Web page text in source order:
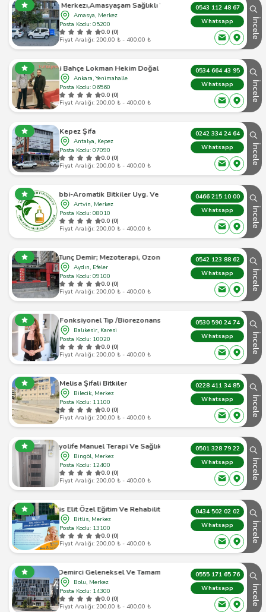
Sağlıklı Yaşam Ve Danışmanlık Merkezi
Amasya, Merkez
Posta Kodu: 05200
0.0 (0)
Fiyat Aralığı: 200,00 ₺ - 400,00 ₺
0543 112 48 67
Whatsapp
İncele
Gizli Bahçe Lokman Hekim Doğal Yaşam
Ankara, Yenimahalle
Posta Kodu: 06560
0.0 (0)
Fiyat Aralığı: 200,00 ₺ - 400,00 ₺
0534 664 43 95
Whatsapp
İncele
Kepez Şifa
Antalya, Kepez
Posta Kodu: 07090
0.0 (0)
Fiyat Aralığı: 200,00 ₺ - 400,00 ₺
0242 334 24 64
Whatsapp
İncele
Açü Tıbbi-Aromatik Bitkiler Uyg. Ve Arş. Merk.
Artvin, Merkez
Posta Kodu: 08010
0.0 (0)
Fiyat Aralığı: 200,00 ₺ - 400,00 ₺
0466 215 10 00
Whatsapp
İncele
Tunç Demir; Mezoterapi, Ozon Tedavisi Ve Proloterapi
Aydın, Efeler
Posta Kodu: 09100
0.0 (0)
Fiyat Aralığı: 200,00 ₺ - 400,00 ₺
0542 123 88 62
Whatsapp
İncele
Tıp /Biorezonans /Akupunktur/ Bağımlılıklar/ Ağrı Tedavisi
Balıkesir, Karesi
Posta Kodu: 10020
0.0 (0)
Fiyat Aralığı: 200,00 ₺ - 400,00 ₺
0530 590 24 74
Whatsapp
İncele
Melisa Şifali Bitkiler
Bilecik, Merkez
Posta Kodu: 11100
0.0 (0)
Fiyat Aralığı: 200,00 ₺ - 400,00 ₺
0228 411 34 85
Whatsapp
İncele
Fizyolife Manuel Terapi Ve Sağlıklı Yaşam Merkezi
Bingöl, Merkez
Posta Kodu: 12400
0.0 (0)
Fiyat Aralığı: 200,00 ₺ - 400,00 ₺
0501 328 79 22
Whatsapp
İncele
Bitlis Elit Özel Eğitim Ve Rehabilitasyon Merkezi
Bitlis, Merkez
Posta Kodu: 13100
0.0 (0)
Fiyat Aralığı: 200,00 ₺ - 400,00 ₺
0434 502 02 02
Whatsapp
İncele
Demirci Geleneksel Ve Tamamlayıcı Tıp Ünitesi
Bolu, Merkez
Posta Kodu: 14300
0.0 (0)
Fiyat Aralığı: 200,00 ₺ - 400,00 ₺
0555 171 65 76
Whatsapp
İncele